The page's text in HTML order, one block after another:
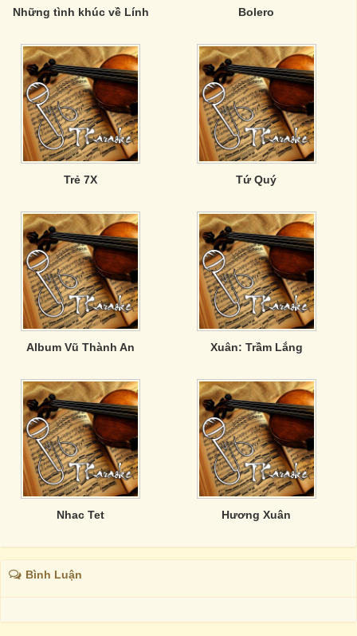
Những tình khúc về Lính Bolero
Trẻ 7X Tứ Quý
Album Vũ Thành An Xuân: Trầm Lắng
Nhac Tet Hương Xuân
Bình Luận